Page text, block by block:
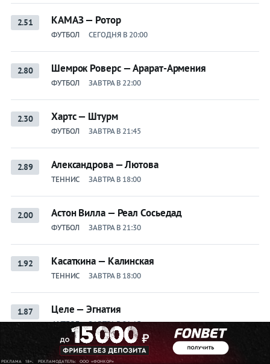
2.51 КАМАЗ — Ротор
ФУТБОЛ СЕГОДНЯ В 20:00
2.80 Шемрок Роверс — Арарат-Армения
ФУТБОЛ ЗАВТРА В 22:00
2.30 Хартс — Штурм
ФУТБОЛ ЗАВТРА В 21:45
2.89 Александрова — Лютова
ТЕННИС ЗАВТРА В 18:00
2.00 Астон Вилла — Реал Сосьедад
ФУТБОЛ ЗАВТРА В 21:30
1.92 Касаткина — Калинская
ТЕННИС ЗАВТРА В 18:00
1.87 Целе — Эгнатия
ФУТБОЛ ЗАВТРА В 21:15
1.95 Дрита — Флориана